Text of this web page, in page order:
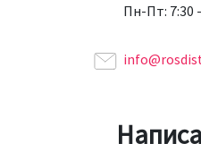
Пн-Пт: 7:30